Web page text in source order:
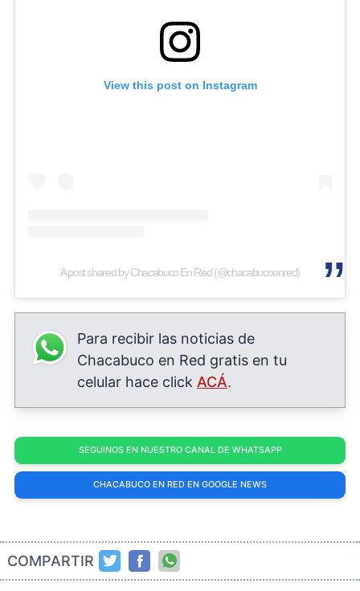
View this post on Instagram
A post shared by Chacabuco En Red (@chacabucoenred)
Para recibir las noticias de
Chacabuco en Red gratis en tu
celular hace click ACÁ.
SEGUINOS EN NUESTRO CANAL DE WHATSAPP
CHACABUCO EN RED EN GOOGLE NEWS
COMPARTIR